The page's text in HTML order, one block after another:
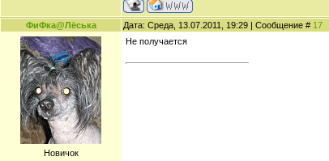
ФиФка@Лёська Дата: Среда, 13.07.2011, 19:29 | Сообщение # 17
Новичок
Не получается